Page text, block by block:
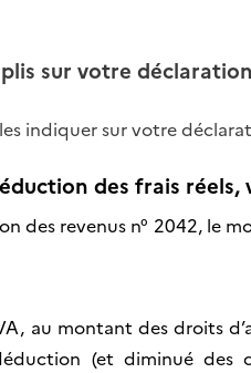
sur votre
indiquer sur votre
des frais
des revenus n° 2042, le
au montant des droits
(et diminué des